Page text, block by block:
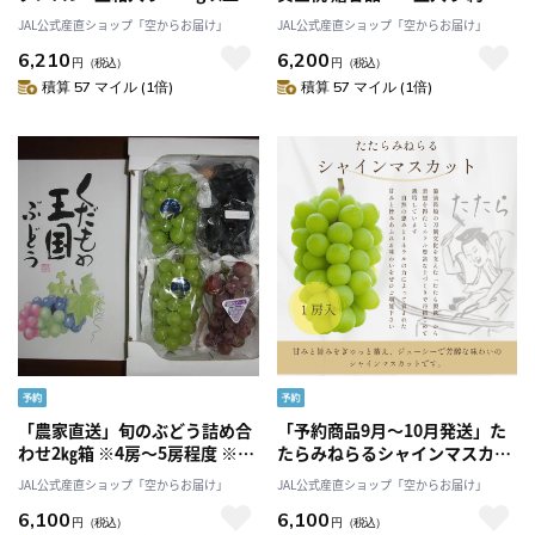
《上級品》「一果相伝」産直 産
地直送 2025 果物 フルーツ メロ
ン 甘い ギフト「株式会社篤
農」
JAL公式産直ショップ「空からお届け」
6,210 円 （税込）
積算 57 マイル (1倍)
1.5kg［MIKI’S ORCHARD］
JAL公式産直ショップ「空からお届け」
6,200 円 （税込）
積算 57 マイル (1倍)
「農家直送」旬のぶどう詰め合
わせ2㎏箱 ※4房～5房程度 ※シ
ャインマスカット入り 9月初旬
以降発送予定 岡山県和気町産
[松石農園]
JAL公式産直ショップ「空からお届け」
6,100 円 （税込）
「予約商品9月～10月発送」た
たらみねらるシャインマスカッ
ト １房入り [Ｙ＆Ｇ．ディス
トリビューター株式会社]
JAL公式産直ショップ「空からお届け」
6,100 円 （税込）